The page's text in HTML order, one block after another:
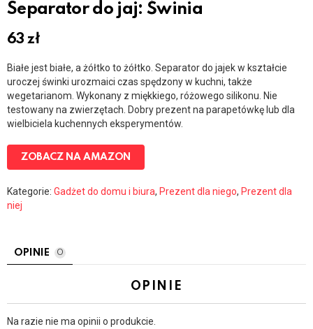
Separator do jaj: Świnia
63zł
Białe jest białe, a żółtko to żółtko. Separator do jajek w kształcie
uroczej świnki urozmaici czas spędzony w kuchni, także
wegetarianom. Wykonany z miękkiego, różowego silikonu. Nie
testowany na zwierzętach. Dobry prezent na parapetówkę lub dla
wielbiciela kuchennych eksperymentów.
ZOBACZ NA AMAZON
Kategorie: Gadżet do domu i biura, Prezent dla niego, Prezent dla
niej
OPINIE 0
OPINIE
Na razie nie ma opinii o produkcie.